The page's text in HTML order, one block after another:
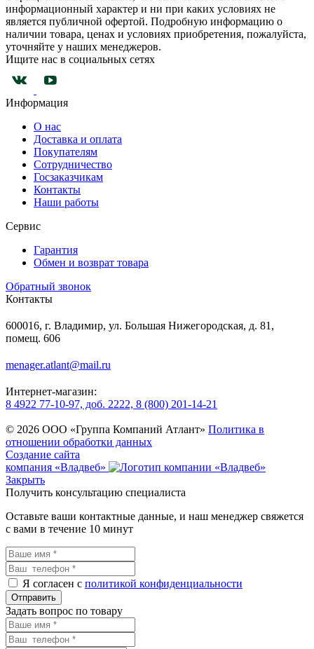
информационный характер и ни при каких условиях не
является публичной офертой. Подробную информацию о
наличии товара, ценах и условиях приобретения, пожалуйста,
уточняйте у наших менеджеров.
Ищите нас в социальных сетях
Информация
О нас
Доставка и оплата
Покупателям
Сотрудничество
Госзаказчикам
Контакты
Наши работы
Сервис
Гарантия
Обмен и возврат товара
Обратный звонок
Контакты
600016, г. Владимир, ул. Большая Нижегородская, д. 81,
помещ. 606
menager.atlant@mail.ru
Интернет-магазин:
8 4922 77-10-97, доб. 2222, 8 (800) 201-14-21
© 2026 ООО «Группа Компаний Атлант» Политика в
отношении обработки данных
Создание сайта
компания «Владвеб»
Закрыть
Получить консультацию специалиста
Оставьте ваши контактные данные, и наш менеджер свяжется
с вами в течение 10 минут
Я согласен с политикой конфиденциальности
Задать вопрос по товару